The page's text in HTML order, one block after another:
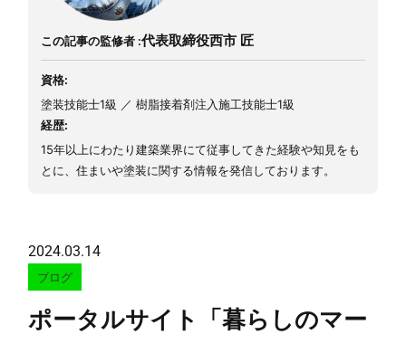
この記事の監修者 :代表取締役西市 匠
資格:
塗装技能士1級 ／ 樹脂接着剤注入施工技能士1級
経歴:
15年以上にわたり建築業界にて従事してきた経験や知見をも
とに、住まいや塗装に関する情報を発信しております。
2024.03.14
ブログ
ポータルサイト「暮らしのマー